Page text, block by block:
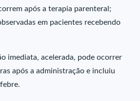
após a terapia parenteral;
em pacientes recebendo
imediata, acelerada, pode ocorrer
após a administração e incluiu